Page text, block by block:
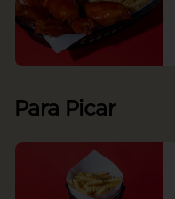
Para Picar